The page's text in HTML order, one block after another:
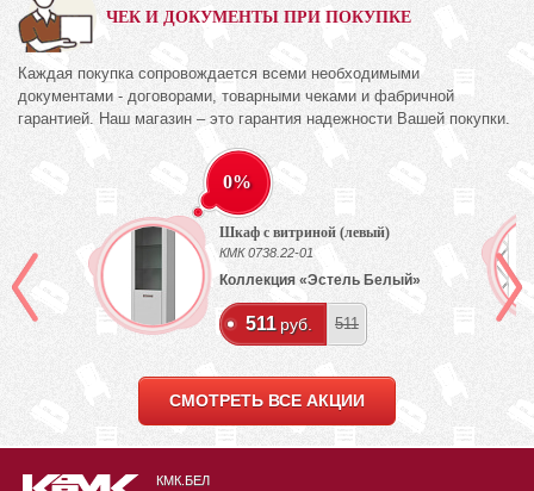
ЧЕК И ДОКУМЕНТЫ ПРИ ПОКУПКЕ
Каждая покупка сопровождается всеми необходимыми
документами - договорами, товарными чеками и фабричной
гарантией. Наш магазин – это гарантия надежности Вашей покупки.
0%
Шкаф с витриной (левый)
КМК 0738.22-01
Коллекция «Эстель Белый»
511 руб. 511
СМОТРЕТЬ ВСЕ АКЦИИ
КМК.БЕЛ